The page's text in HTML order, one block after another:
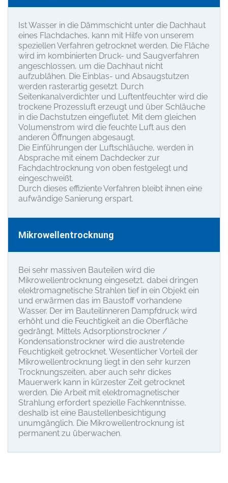
Ist Wasser in die Dämmschicht unter die Dachhaut
eines Flachdaches, kann mit Hilfe von unserem
speziellen Verfahren getrocknet werden. Die Fläche
wird im kombinierten Druck- und Saugverfahren
angeschlossen, um die Dachhaut nicht
aufzublähen. Die Einblas- und Absaugstutzen
werden rasterartig gesetzt. Durch
Seitenkanalverdichter und Luftentfeuchter wird die
trockene Prozessluft erzeugt und über Schläuche
in die Dachstutzen eingeflutet. Mit dem gleichen
Volumenstrom wird die feuchte Luft aus den
anderen Öffnungen abgesaugt.
Die Einführungen der Luftschläuche, werden in
Absprache mit einem Dachdecker zur
Fachdachtrocknung von oben festgelegt und
eingeschweißt.
Durch dieses effiziente Verfahren bleibt ihnen eine
aufwändige Sanierung erspart.
Mikrowellentrocknung
Bei sehr massiven Bauteilen wird die
Mikrowellentrocknung eingesetzt, dabei dringen
elektromagnetische Strahlen tief in ein Objekt ein
und erwärmen das im Baustoff vorhandene
Wasser. Der im Bauteilinneren Dampfdruck wird
erhöht und die Feuchtigkeit an die Oberfläche
gedrängt. Mittels Adsorptionstrockner /
Kondensationstrockner wird die austretende
Feuchtigkeit getrocknet. Wesentlicher Vorteil der
Mikrowellentrocknung liegt in den sehr kurzen
Trocknungszeiten, aber auch sehr dickes
Mauerwerk kann in kürzester Zeit getrocknet
werden. Die Arbeit mit elektromagnetischer
Strahlung erfordert spezielle Fachkenntnisse,
deshalb ist eine Baustellenbesichtigung
unumgänglich. Die Mikrowellentrocknung ist
permanent zu überwachen.